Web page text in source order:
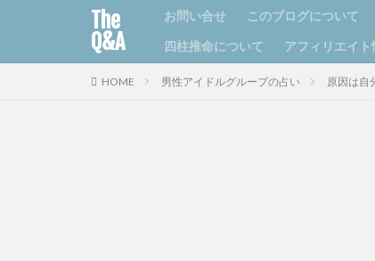
The
Q&A
お問い合せ このブログについて
四柱推命について
アフィリエイ
HOME 男性アイドルグループの占い 原因は自